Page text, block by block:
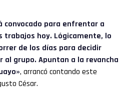
convocado para enfrentar a
trabajos hoy. Lógicamente, lo
de los días para decidir
al grupo. Apuntan a la revancha
, arrancó contando este
César.